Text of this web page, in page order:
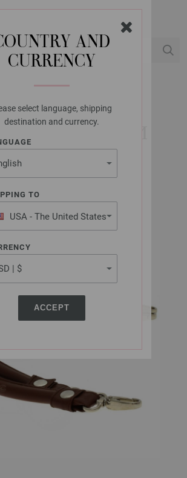
AND
CURRENCY
select language, shipping
destination and currency.
TO
USA - The United States
ACCEPT
PRYM
ДЛЯ СУМКИ
615157